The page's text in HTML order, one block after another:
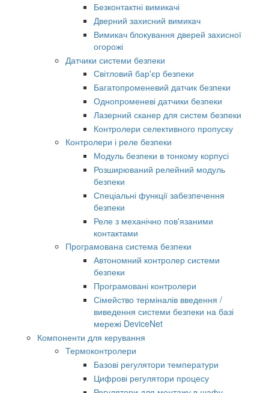
Безконтактні вимикачі
Дверний захисний вимикач
Вимикач блокування дверей захисної
огорожі
Датчики системи безпеки
Світловий бар'єр безпеки
Багатопроменевий датчик безпеки
Однопроменеві датчики безпеки
Лазерний сканер для систем безпеки
Контролери селективного пропуску
Контролери і реле безпеки
Модуль безпеки в тонкому корпусі
Розширюваний релейний модуль
безпеки
Спеціальні функції забезпечення
безпеки
Реле з механічно пов'язаними
контактами
Програмована система безпеки
Автономний контролер системи
безпеки
Програмовані контролери
Сімейство терміналів введення /
виведення системи безпеки на базі
мережі DeviceNet
Компоненти для керування
Термоконтролери
Базові регулятори температури
Цифрові регулятори процесу